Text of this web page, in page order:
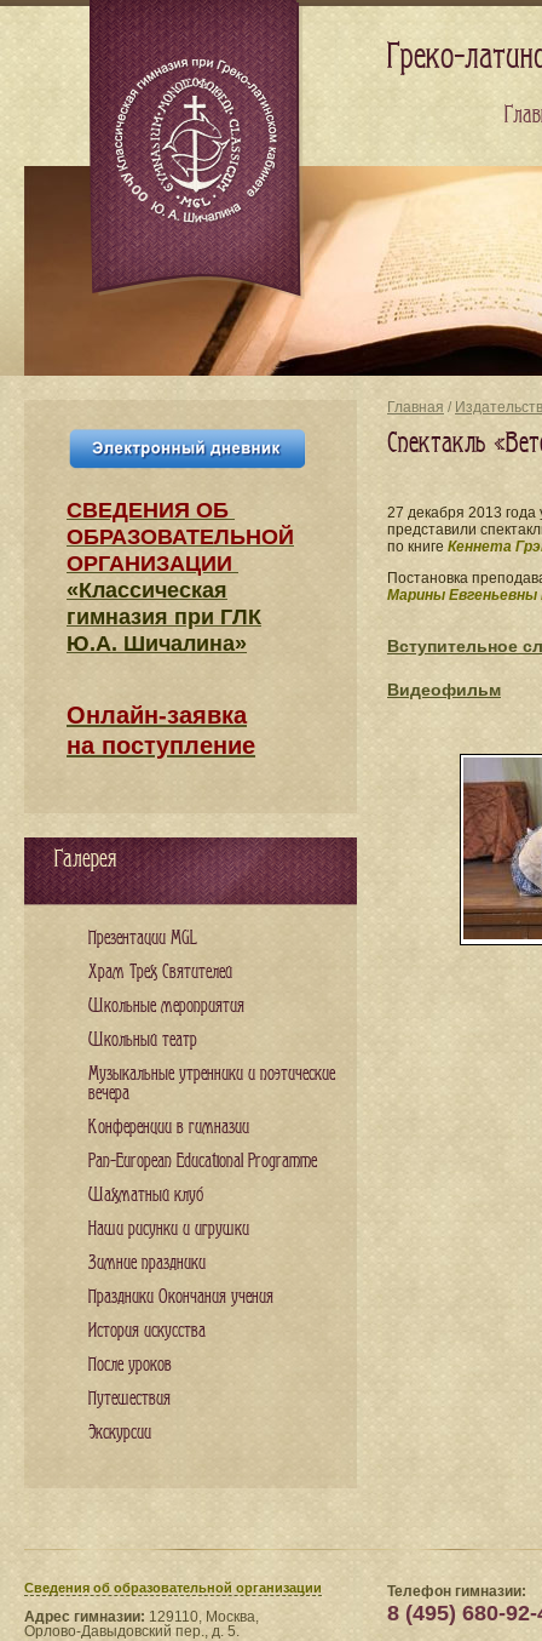
Главная /
Спектакль
27 декабря 2013 года
представили
по книге Кеннета
Постановка
Марины Евгеньевны
Вступительное
Видеофильм
СВЕДЕНИЯ​ ОБ
ОБРАЗОВАТЕЛЬНОЙ
ОРГАНИЗАЦИИ
«Классическая
гимназия при ГЛК
Ю.А. Шичалина»
Онлайн-заявка
на поступление
Галерея
Презентации MGL
Храм Трех Святителей
Школьные мероприятия
Школьный театр
Музыкальные утренники и поэтические
вечера
Конференции в гимназии
Pan-European Educational Programme
Шахматный клуб
Наши рисунки и игрушки
Зимние праздники
Праздники Окончания учения
История искусства
После уроков
Путешествия
Экскурсии
Сведения​ об образовательной организации
Адрес гимназии: 129110, Москва,
Орлово-Давыдовский пер., д. 5.
Телефон гимназии:
8 (495) 680-92-
Греко-